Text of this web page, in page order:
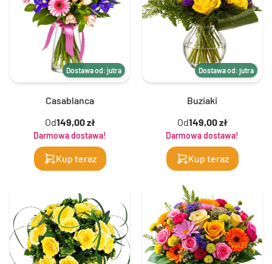
Dostawa od: jutra
Casablanca
Od149,00 zł
Darmowa dostawa!
Kup teraz
Dostawa od: jutra
Buziaki
Od149,00 zł
Darmowa dostawa!
Kup teraz